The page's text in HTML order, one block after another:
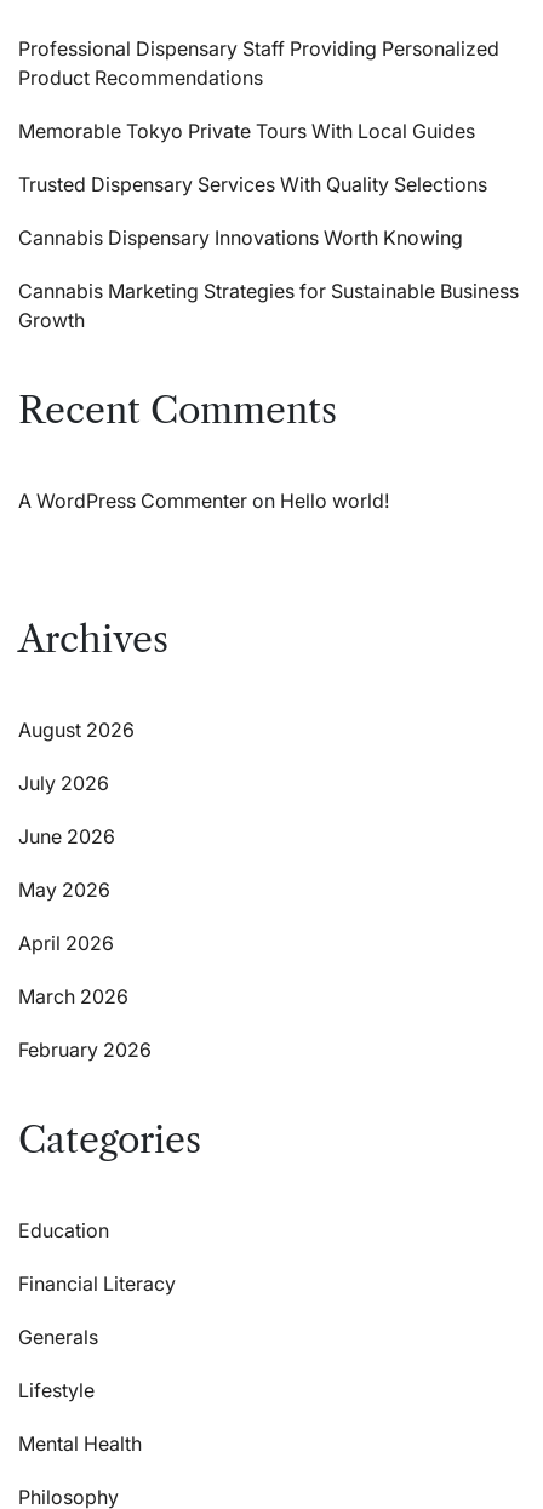
Professional Dispensary Staff Providing Personalized
Product Recommendations
Memorable Tokyo Private Tours With Local Guides
Trusted Dispensary Services With Quality Selections
Cannabis Dispensary Innovations Worth Knowing
Cannabis Marketing Strategies for Sustainable Business
Growth
Recent Comments
A WordPress Commenter on Hello world!
Archives
August 2026
July 2026
June 2026
May 2026
April 2026
March 2026
February 2026
Categories
Education
Financial Literacy
Generals
Lifestyle
Mental Health
Philosophy